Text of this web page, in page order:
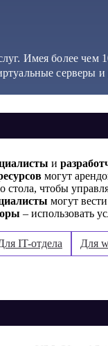
Имея более
и
могут
стола, чтобы
могут
– использовать
IT-отдела Для